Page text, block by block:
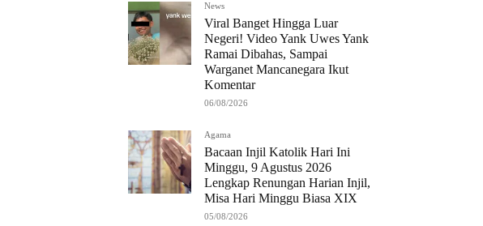
News
Viral Banget Hingga Luar
Negeri! Video Yank Uwes Yank
Ramai Dibahas, Sampai
Warganet Mancanegara Ikut
Komentar
06/08/2026
Agama
Bacaan Injil Katolik Hari Ini
Minggu, 9 Agustus 2026
Lengkap Renungan Harian Injil,
Misa Hari Minggu Biasa XIX
05/08/2026